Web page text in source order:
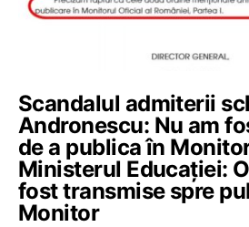
Scandalul admiterii
Andronescu: Nu am
de a publica în
Ministerul Educației:
fost transmise spre
Monitor